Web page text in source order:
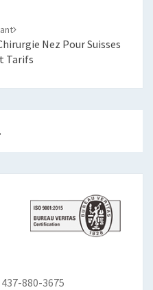
Nez Pour Suisses
Tarifs
880-3675